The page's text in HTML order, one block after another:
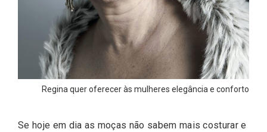
Regina quer oferecer às mulheres elegância e conforto
Se hoje em dia as moças não sabem mais costurar e